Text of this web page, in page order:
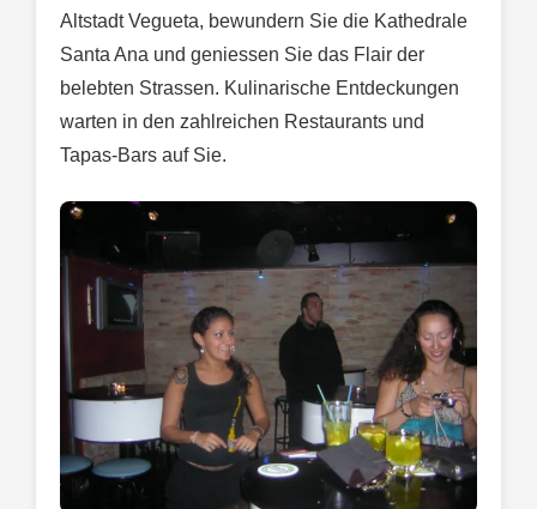
Altstadt Vegueta, bewundern Sie die Kathedrale
Santa Ana und geniessen Sie das Flair der
belebten Strassen. Kulinarische Entdeckungen
warten in den zahlreichen Restaurants und
Tapas-Bars auf Sie.